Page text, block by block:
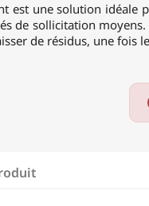
est une solution idéale
de sollicitation moyens.
de résidus, une fois